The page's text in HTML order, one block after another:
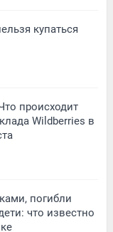
купаться
происходит
Wildberries в
погибли
что известно